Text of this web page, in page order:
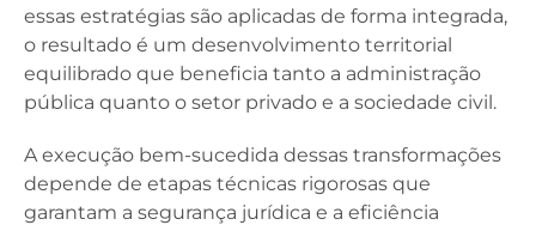
essas estratégias são aplicadas de forma integrada,
o resultado é um desenvolvimento territorial
equilibrado que beneficia tanto a administração
pública quanto o setor privado e a sociedade civil.
A execução bem-sucedida dessas transformações
depende de etapas técnicas rigorosas que
garantam a segurança jurídica e a eficiência